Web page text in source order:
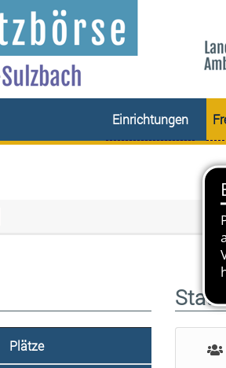
Einrichtungen
Plätze